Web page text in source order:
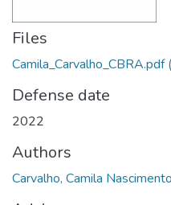
Files
Camila_Carvalho_CBRA.pdf
Defense date
2022
Authors
Carvalho, Camila